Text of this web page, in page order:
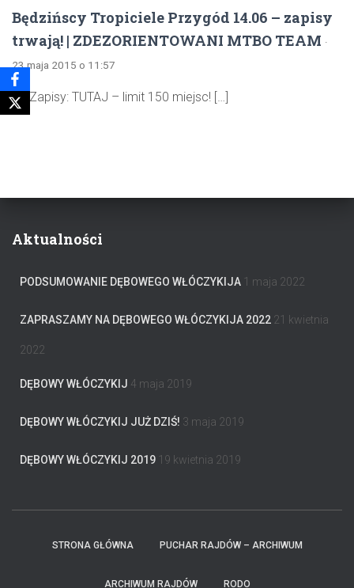
Będzińscy Tropiciele Przygód 14.06 – zapisy
trwają! | ZDEZORIENTOWANI MTBO TEAM ·
23 maja 2015 o 11:57
[…] Zapisy: TUTAJ – limit 150 miejsc! […]
Aktualności
PODSUMOWANIE DĘBOWEGO WŁÓCZYKIJA 1 maja 2022
ZAPRASZAMY NA DĘBOWEGO WŁÓCZYKIJA 2022 21 kwietnia
2022
DĘBOWY WŁÓCZYKIJ 4 maja 2019
DĘBOWY WŁÓCZYKIJ JUŻ DZIŚ! 3 maja 2019
DĘBOWY WŁÓCZYKIJ 2019 19 kwietnia 2019
STRONA GŁÓWNA PUCHAR RAJDÓW – ARCHIWUM
ARCHIWUM RAJDÓW RODO